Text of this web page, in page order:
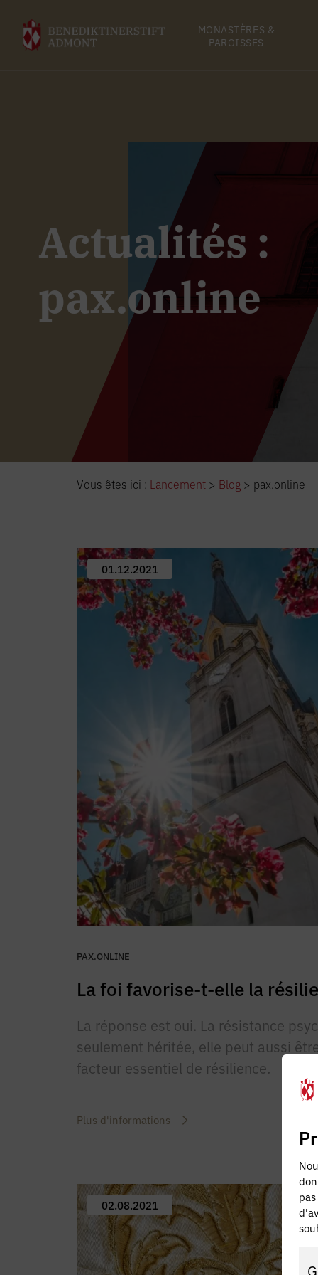
MONASTÈRES &
PAROISSES
Actualités :
pax.online
Vous êtes ici : Lancement> Blog> pax.online
01.12.2021
PAX.ONLINE
La foi favorise-t-elle la
La réponse est oui. La résistance
seulement héritée, elle peut aussi
facteur essentiel de résilience.
Plus d'informations
02.08.2021